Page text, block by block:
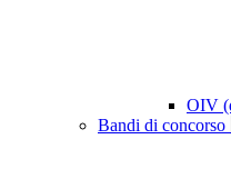
OIV
Bandi di concorso